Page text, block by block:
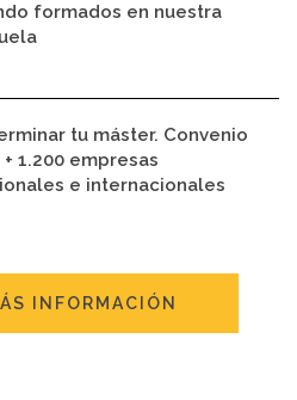
formados en nuestra
tu máster. Convenio
1.200 empresas
e internacionales
INFORMACIÓN